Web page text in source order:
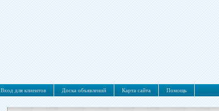
Вход для клиентов Доска объявлений Карта сайта Помощь